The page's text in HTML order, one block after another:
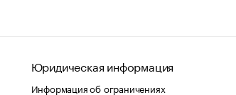
Юридическая информация
Информация об ограничениях